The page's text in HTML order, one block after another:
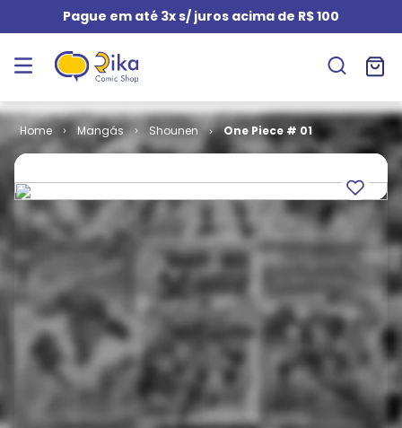
Pague em até 3x s/ juros acima de R$ 100
Mangás Shounen One Piece # 01